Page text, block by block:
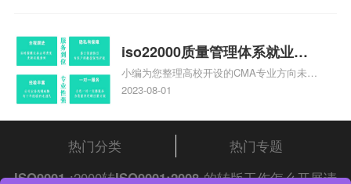
标准是什么相关iso体系认证知识，详情可
查看下方正文！
iso22000质量管理体系就业方
向，质量管理与认证就业方向
小编为您整理高校开设的CMA专业方向未来
就业前景及就业方向如何、cma就业方向有
和cma未来就业方向、大学生考完cma，就
哪些就业方向相关iso体系认证知识，详情
可查看下方正文！
2023-08-01
热门分类
热门专题
ISO9001 :2000转ISO9001:2008 的转版工作怎么开展请